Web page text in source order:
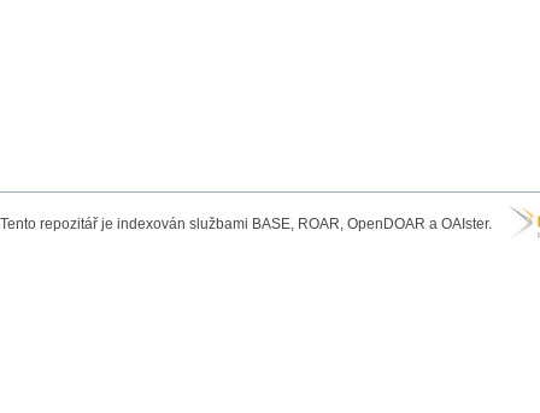
Tento repozitář je indexován službami BASE, ROAR, OpenDOAR a OAIster.